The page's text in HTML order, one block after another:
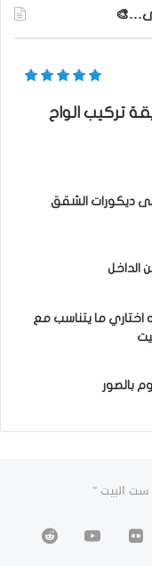
جبس بورد ٢٠١٩ – طريقة تركيب الواح
ديكورات الشقق
الداخل
ما يتناسب مع
بالصور
البيت "
‫YouTube